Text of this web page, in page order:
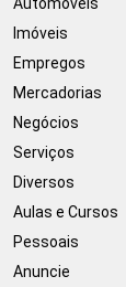
Automóveis
Imóveis
Empregos
Mercadorias
Negócios
Serviços
Diversos
Aulas e Cursos
Pessoais
Anuncie